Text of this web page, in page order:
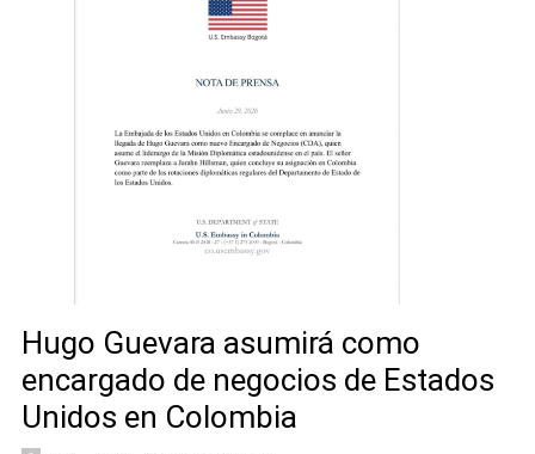
Hugo Guevara asumirá como
encargado de negocios de Estados
Unidos en Colombia